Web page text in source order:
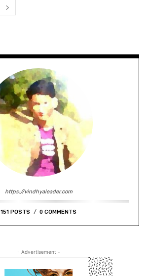
https://vindhyaleader.com
151 POSTS 0 COMMENTS
- Advertisement -